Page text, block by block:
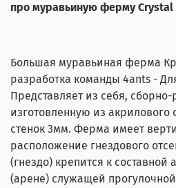
про муравьиную ферму Crystal
Большая муравьиная ферма
разработка команды 4ants -
Представляет из себя,
изготовленную из акрилового
стенок 3мм. Ферма имеет
расположение гнездового
(гнездо) крепится к составной
(арене) служащей